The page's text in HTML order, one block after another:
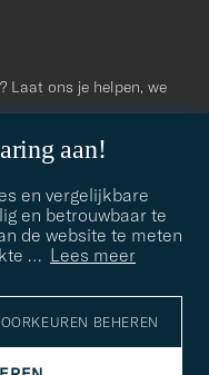
aan!
en vergelijkbare
en betrouwbaar te
de website te meten
… Lees meer
BEHEREN
Laat ons je helpen, we